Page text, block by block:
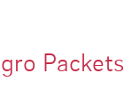
Packets